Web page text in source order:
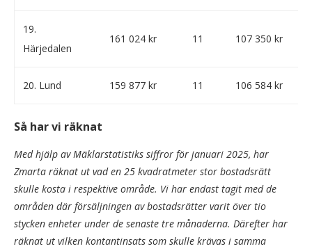
19.
Härjedalen
161 024 kr 11 107 350 kr
20. Lund 159 877 kr 11 106 584 kr
Så har vi räknat
Med hjälp av Mäklarstatistiks siffror för januari 2025, har
Zmarta räknat ut vad en 25 kvadratmeter stor bostadsrätt
skulle kosta i respektive område. Vi har endast tagit med de
områden där försäljningen av bostadsrätter varit över tio
stycken enheter under de senaste tre månaderna. Därefter har
räknat ut vilken kontantinsats som skulle krävas i samma